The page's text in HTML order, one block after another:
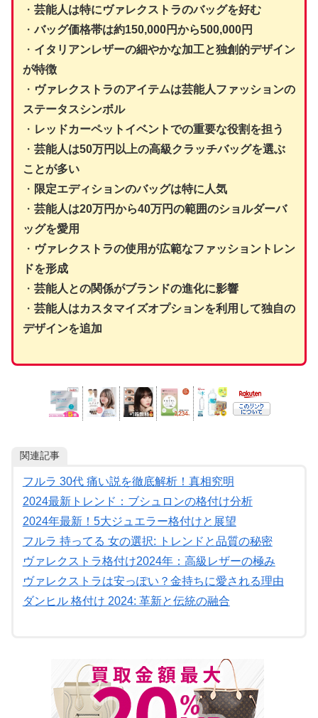
・ 芸能人は特にヴァレクストラのバッグを好む
・バッグ価格帯は約150,000円から500,000円
・ イタリアンレザーの細やかな加工と独創的デザイン
が特徴
・ ヴァレクストラのアイテムは芸能人ファッションの
ステータスシンボル
・ レッドカーペットイベントでの重要な役割を担う
・ 芸能人は50万円以上の高級クラッチバッグを選ぶ
ことが多い
・ 限定エディションのバッグは特に人気
・ 芸能人は20万円から40万円の範囲のショルダーバ
ッグを愛用
・ ヴァレクストラの使用が広範なファッショントレン
ドを形成
・ 芸能人との関係がブランドの進化に影響
・ 芸能人はカスタマイズオプションを利用して独自の
デザインを追加
関連記事
フルラ 30代 痛い説を徹底解析！真相究明
2024最新トレンド：ブシュロンの格付け分析
2024年最新！5大ジュエラー格付けと展望
フルラ 持ってる 女の選択: トレンドと品質の秘密
ヴァレクストラ格付け2024年：高級レザーの極み
ヴァレクストラは安っぽい？金持ちに愛される理由
ダンヒル 格付け 2024: 革新と伝統の融合